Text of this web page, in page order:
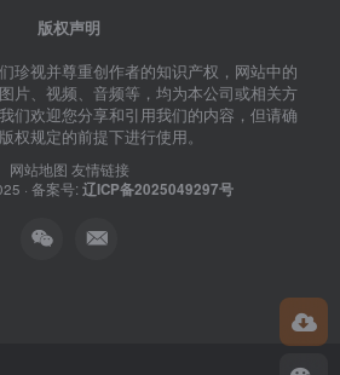
版权声明
珍视并尊重创作者的知识产权，网站中的
片、视频、音频等，均为本公司或相关方
们欢迎您分享和引用我们的内容，但请确
权规定的前提下进行使用。
网站地图 友情链接
· 备案号: 辽ICP备2025049297号